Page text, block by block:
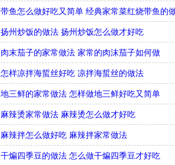
带鱼怎么做好吃又简单 经典家常菜红烧带鱼的
扬州炒饭的做法 扬州炒饭怎么做才好吃
肉末茄子的家常做法 家常的肉沫茄子如何做
怎样凉拌海蜇丝好吃 凉拌海蜇丝的做法
地三鲜的家常做法 怎样做地三鲜好吃又简单
麻辣烫家常做法 麻辣烫怎么做才好吃
麻辣拌怎么做好吃 麻辣拌家常做法
干煸四季豆的做法 怎么做干煸四季豆才好吃